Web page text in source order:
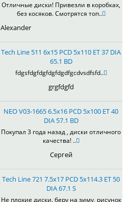
Отличные диски! Привезли в коробках,
без косяков. Смотрятся топ..
Alexander
Tech Line 511 6x15 PCD 5x110 ET 37 DIA
65.1 BD
fdgsfdgfdgfdgfdgdfgcdvsdfsfd..
grgfdgfd
NEO V03-1665 6.5x16 PCD 5x100 ET 40
DIA 57.1 BD
Покупал 3 года назад , диски отличного
качества! ..
Сергей
Tech Line 721 7.5x17 PCD 5x114.3 ET 50
DIA 67.1 S
Не плохие диски. беру на зиму, рисунок